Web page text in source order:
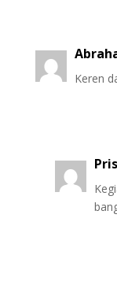
Keren